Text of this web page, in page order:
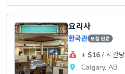
요리사
한국관 모집 완료
+ $16/ 시간당
Calgary, AB